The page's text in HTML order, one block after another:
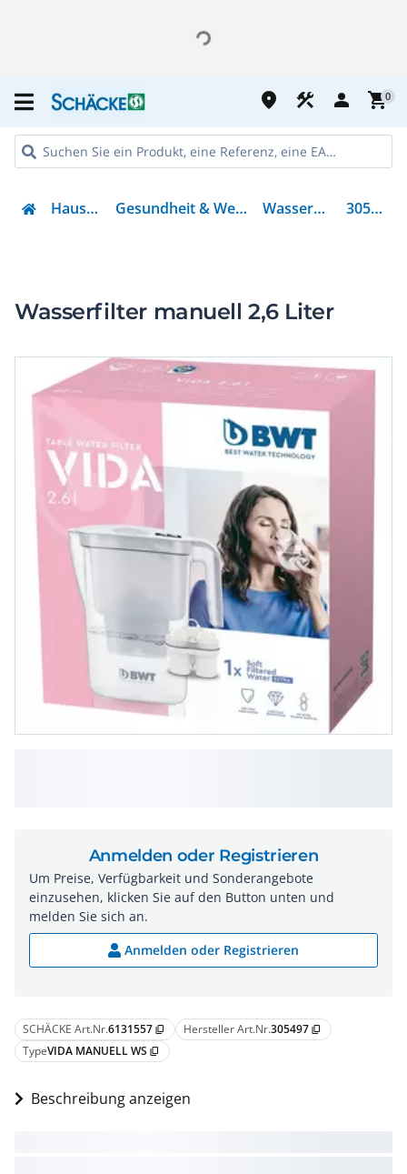
place construction person shopping_cart0
Haushalt Gesundheit & Wellness Wasserfilter 305497
Wasserfilter manuell 2,6 Liter
SCHÄCKE Art.Nr.6131557 content_copy Hersteller Art.Nr.305497 content_copy
TypeVIDA MANUELL WS content_copy
Beschreibung anzeigen
Anmelden oder Registrieren
Um Preise, Verfügbarkeit und Sonderangebote
einzusehen, klicken Sie auf den Button unten und
melden Sie sich an.
Anmelden oder Registrieren